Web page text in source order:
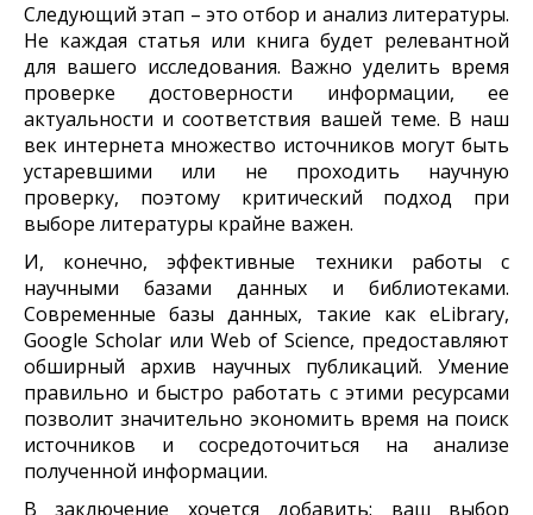
Следующий этап – это отбор и анализ литературы.
Не каждая статья или книга будет релевантной
для вашего исследования. Важно уделить время
проверке достоверности информации, ее
актуальности и соответствия вашей теме. В наш
век интернета множество источников могут быть
устаревшими или не проходить научную
проверку, поэтому критический подход при
выборе литературы крайне важен.
И, конечно, эффективные техники работы с
научными базами данных и библиотеками.
Современные базы данных, такие как eLibrary,
Google Scholar или Web of Science, предоставляют
обширный архив научных публикаций. Умение
правильно и быстро работать с этими ресурсами
позволит значительно экономить время на поиск
источников и сосредоточиться на анализе
полученной информации.
В заключение хочется добавить: ваш выбор